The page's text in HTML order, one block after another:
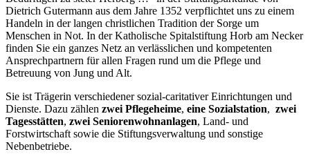
Dietrich Gutermann aus dem Jahre 1352 verpflichtet uns zu einem
Handeln in der langen christlichen Tradition der Sorge um
Menschen in Not. In der Katholische Spitalstiftung Horb am Necker
finden Sie ein ganzes Netz an verlässlichen und kompetenten
Ansprechpartnern für allen Fragen rund um die Pflege und
Betreuung von Jung und Alt.
Sie ist Trägerin verschiedener sozial-caritativer Einrichtungen und
Dienste. Dazu zählen zwei Pflegeheime, eine Sozialstation, zwei
Tagesstätten, zwei Seniorenwohnanlagen, Land- und
Forstwirtschaft sowie die Stiftungsverwaltung und sonstige
Nebenbetriebe.